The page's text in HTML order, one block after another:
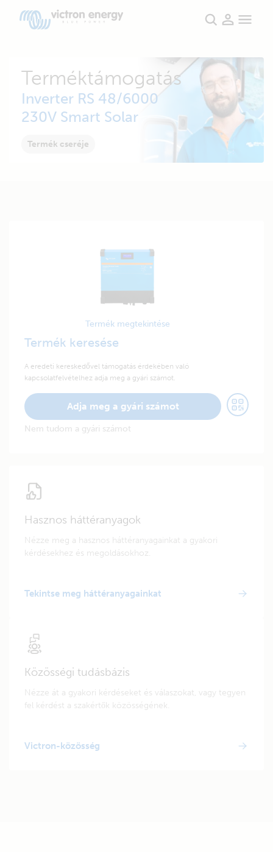
Terméktámogatás
Inverter RS 48/6000
230V Smart Solar
Termék cseréje
Termék megtekintése
Termék keresése
A eredeti kereskedővel támogatás érdekében való
kapcsolatfelvételhez adja meg a gyári számot.
Adja meg a gyári számot
Nem tudom a gyári számot
Hasznos háttéranyagok
Nézze meg a hasznos háttéranyagainkat a gyakori
kérdésekhez és megoldásokhoz.
Tekintse meg háttéranyagainkat
Közösségi tudásbázis
Nézze át a gyakori kérdéseket és válaszokat, vagy tegyen
fel kérdést a szakértők közösségének.
Victron-közösség